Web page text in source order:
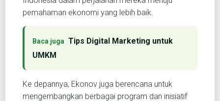
pemahaman ekonomi yang lebih baik.
Tips Digital Marketing untuk
UMKM
Ke depannya, Ekonov juga berencana untuk
mengembangkan berbagai program dan inisiatif